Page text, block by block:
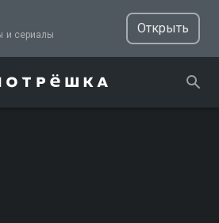
ТВ, фильмы и сериалы
Открыть